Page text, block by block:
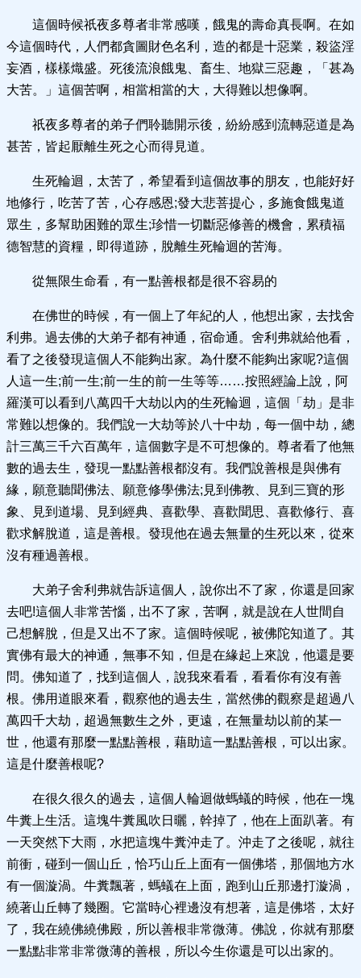
這個時候祇夜多尊者非常感嘆，餓鬼的壽命真長啊。在如
今這個時代，人們都貪圖財色名利，造的都是十惡業，殺盜淫
妄酒，樣樣熾盛。死後流浪餓鬼、畜生、地獄三惡趣，「甚為
大苦。」這個苦啊，相當相當的大，大得難以想像啊。
祇夜多尊者的弟子們聆聽開示後，紛紛感到流轉惡道是為
甚苦，皆起厭離生死之心而得見道。
生死輪迴，太苦了，希望看到這個故事的朋友，也能好好
地修行，吃苦了苦，心存感恩;發大悲菩提心，多施食餓鬼道
眾生，多幫助困難的眾生;珍惜一切斷惡修善的機會，累積福
德智慧的資糧，即得道跡，脫離生死輪迴的苦海。
從無限生命看，有一點善根都是很不容易的
在佛世的時候，有一個上了年紀的人，他想出家，去找舍
利弗。過去佛的大弟子都有神通，宿命通。舍利弗就給他看，
看了之後發現這個人不能夠出家。為什麼不能夠出家呢?這個
人這一生;前一生;前一生的前一生等等……按照經論上說，阿
羅漢可以看到八萬四千大劫以內的生死輪迴，這個「劫」是非
常難以想像的。我們說一大劫等於八十中劫，每一個中劫，總
計三萬三千六百萬年，這個數字是不可想像的。尊者看了他無
數的過去生，發現一點點善根都沒有。我們說善根是與佛有
緣，願意聽聞佛法、願意修學佛法;見到佛教、見到三寶的形
象、見到道場、見到經典、喜歡學、喜歡聞思、喜歡修行、喜
歡求解脫道，這是善根。發現他在過去無量的生死以來，從來
沒有種過善根。
大弟子舍利弗就告訴這個人，說你出不了家，你還是回家
去吧!這個人非常苦惱，出不了家，苦啊，就是說在人世間自
己想解脫，但是又出不了家。這個時候呢，被佛陀知道了。其
實佛有最大的神通，無事不知，但是在緣起上來說，他還是要
問。佛知道了，找到這個人，說我來看看，看看你有沒有善
根。佛用道眼來看，觀察他的過去生，當然佛的觀察是超過八
萬四千大劫，超過無數生之外，更遠，在無量劫以前的某一
世，他還有那麼一點點善根，藉助這一點點善根，可以出家。
這是什麼善根呢?
在很久很久的過去，這個人輪迴做螞蟻的時候，他在一塊
牛糞上生活。這塊牛糞風吹日曬，幹掉了，他在上面趴著。有
一天突然下大雨，水把這塊牛糞沖走了。沖走了之後呢，就往
前衝，碰到一個山丘，恰巧山丘上面有一個佛塔，那個地方水
有一個漩渦。牛糞飄著，螞蟻在上面，跑到山丘那邊打漩渦，
繞著山丘轉了幾圈。它當時心裡邊沒有想著，這是佛塔，太好
了，我在繞佛繞佛殿，所以善根非常微薄。佛說，你就有那麼
一點點非常非常微薄的善根，所以今生你還是可以出家的。